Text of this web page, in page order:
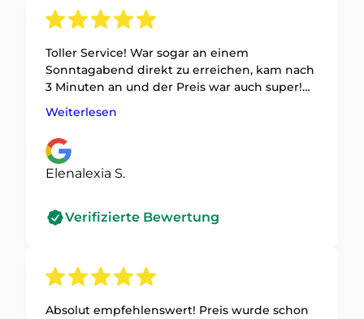
Toller Service! War sogar an einem
Sonntagabend direkt zu erreichen, kam nach
3 Minuten an und der Preis war auch super!
Hoffe, ich sperre mich nicht nochmal aus,
wieder hier melden!
Weiterlesen
Elenalexia S.
Verifizierte Bewertung
Absolut empfehlenswert! Preis wurde schon